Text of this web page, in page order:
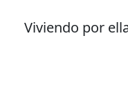
Viviendo por